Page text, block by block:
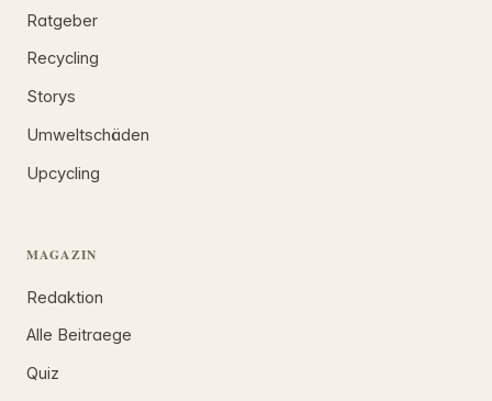
Ratgeber
Recycling
Storys
Umweltschäden
Upcycling
MAGAZIN
Redaktion
Alle Beitraege
Quiz